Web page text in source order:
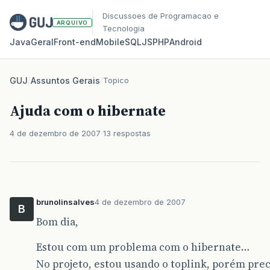
ARQUIVO
Discussoes de Programacao e
Tecnologia
JavaGeralFront‑endMobileSQLJSPHPAndroid
GUJ/Assuntos Gerais/Topico
Ajuda com o hibernate
4 de dezembro de 2007 13 respostas
B
brunolinsalves4 de dezembro de 2007
Bom dia,
Estou com um problema com o hibernate…
No projeto, estou usando o toplink, porém